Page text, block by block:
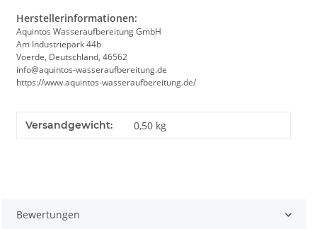
Herstellerinformationen:
Aquintos Wasseraufbereitung GmbH
Am Industriepark 44b
Voerde, Deutschland, 46562
info@aquintos-wasseraufbereitung.de
https://www.aquintos-wasseraufbereitung.de/
Versandgewicht: 0,50 kg
Bewertungen